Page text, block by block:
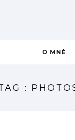
O MNĚ
: